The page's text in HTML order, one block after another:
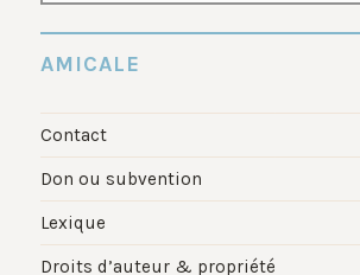
AMICALE
Contact
Don ou subvention
Lexique
Droits d’auteur & propriété